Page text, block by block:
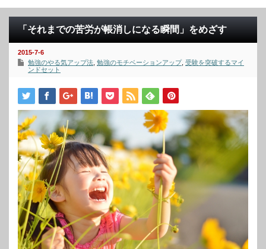
「それまでの苦労が帳消しになる瞬間」をめざす
2015-7-6
勉強のやる気アップ法 勉強のモチベーションアップ, 受験を突破するマイ
ンドセット